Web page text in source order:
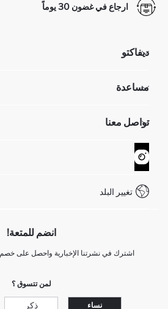
ارجاع في غضون 30 يوماً
ديفاكتو
تعرف علينا
GIFT CLUB
مساعدة
عمليات الارجاع و الاستبدال السهلة
تتبع الشحنة
كيف يمكنك التسوق في ديفاكتو ؟
تواصل معنا
نموذج الاتصال
خدمة العملاء
تغيير البلد
انضم للمتعة!
اشترك في نشرتنا الإخبارية واحصل على خصم 10٪ على تسوقك الأول!
لمن تتسوق ؟
نساء ذكر